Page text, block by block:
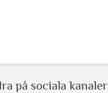
på sociala kanaler